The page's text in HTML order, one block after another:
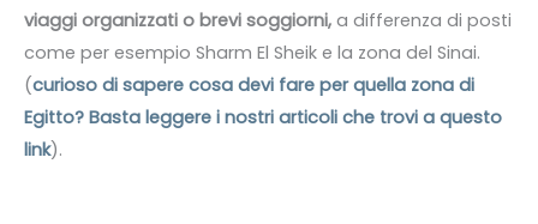
viaggi organizzati o brevi soggiorni, a differenza di posti
come per esempio Sharm El Sheik e la zona del Sinai.
(curioso di sapere cosa devi fare per quella zona di
Egitto? Basta leggere i nostri articoli che trovi a questo
link).